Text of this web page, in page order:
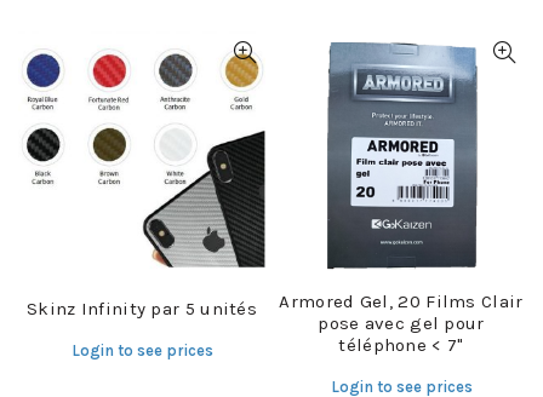
Skinz Infinity par 5 unités
Login to see prices
Armored Gel, 20 Films Clair
pose avec gel pour
téléphone < 7"
Login to see prices